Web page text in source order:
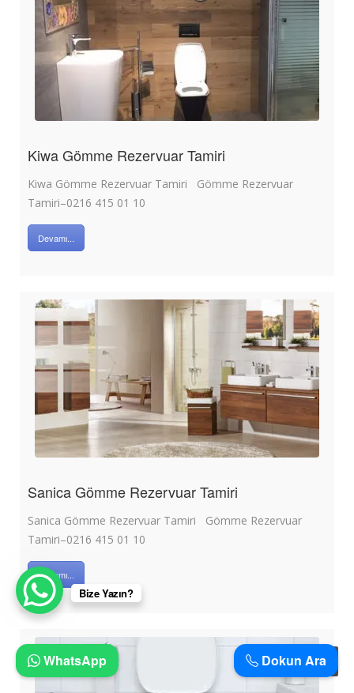
Kiwa Gömme Rezervuar Tamiri
Kiwa Gömme Rezervuar Tamiri Gömme Rezervuar
Tamiri–0216 415 01 10
Devamı...
Sanica Gömme Rezervuar Tamiri
Sanica Gömme Rezervuar Tamiri Gömme Rezervuar
Tamiri–0216 415 01 10
Devamı...
Dokun Ara
WhatsApp
Bize Yazın?